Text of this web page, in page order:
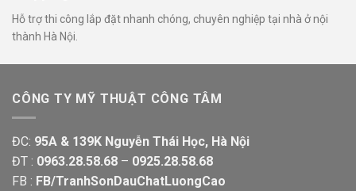
Hỗ trợ thi công lắp đặt nhanh chóng, chuyên nghiệp tại nhà ở nội
thành Hà Nội.
CÔNG TY MỸ THUẬT CÔNG TÂM
ĐC: 95A & 139K Nguyễn Thái Học, Hà Nội
ĐT : 0963.28.58.68 – 0925.28.58.68
FB : FB/TranhSonDauChatLuongCao